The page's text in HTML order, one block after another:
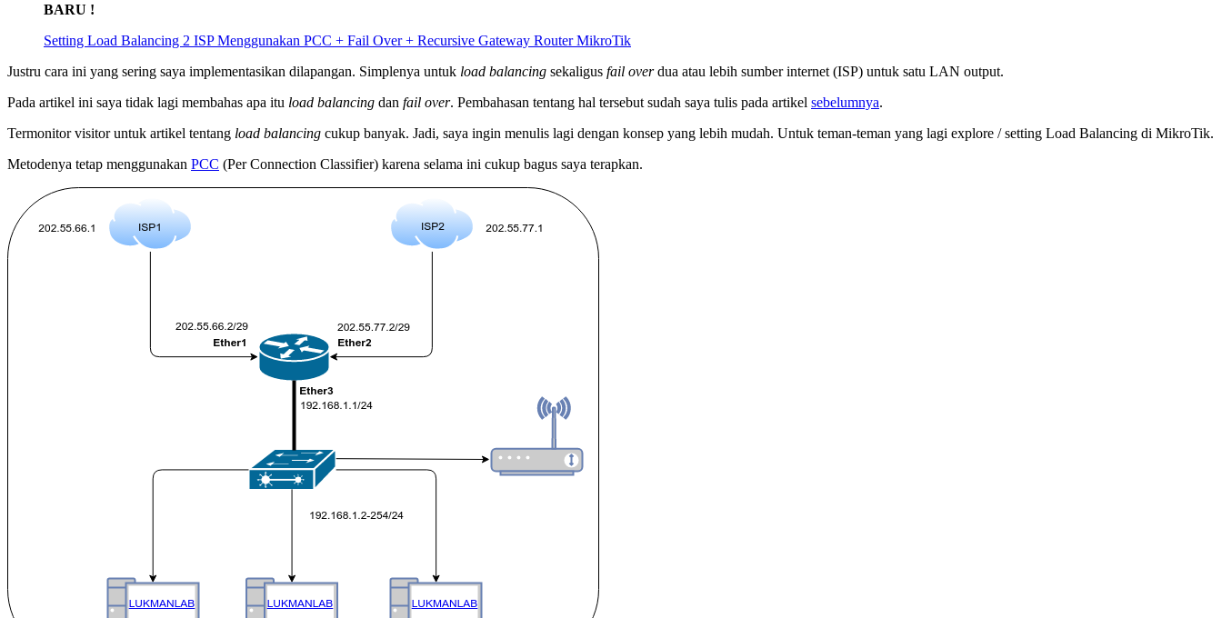
BARU !
Setting Load Balancing 2 ISP Menggunakan PCC + Fail Over + Recursive Gateway Router MikroTik
Justru cara ini yang sering saya implementasikan dilapangan. Simplenya untuk load balancing sekaligus fail overdua atau lebih sumber internet (ISP) untuk satu LAN output.
Pada artikel ini saya tidak lagi membahas apa itu load balancing dan fail over. Pembahasan tentang hal tersebut sudah saya tulis pada artikel sebelumnya.
Termonitor visitor untuk artikel tentang load balancing cukup banyak. Jadi, saya ingin menulis lagi dengan konsep yang lebih mudah. Untuk teman-teman yang lagi explore / setting Load Balancing di MikroTik.
Metodenya tetap menggunakan PCC (Per Connection Classifier) karena selama ini cukup bagus saya terapkan.